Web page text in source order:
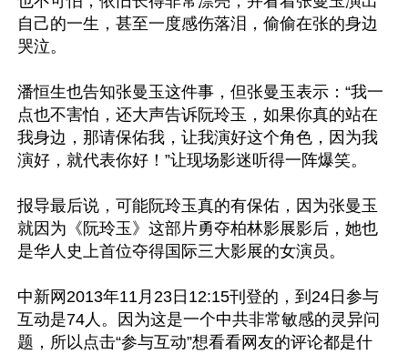
自己的一生，甚至一度感伤落泪，偷偷在张的身边
哭泣。
潘恒生也告知张曼玉这件事，但张曼玉表示：“我一
点也不害怕，还大声告诉阮玲玉，如果你真的站在
我身边，那请保佑我，让我演好这个角色，因为我
演好，就代表你好！”让现场影迷听得一阵爆笑。
报导最后说，可能阮玲玉真的有保佑，因为张曼玉
就因为《阮玲玉》这部片勇夺柏林影展影后，她也
是华人史上首位夺得国际三大影展的女演员。
中新网2013年11月23日12:15刊登的，到24日参与
互动是74人。因为这是一个中共非常敏感的灵异问
题，所以点击“参与互动”想看看网友的评论都是什